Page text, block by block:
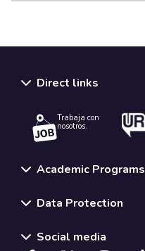
Direct links
Trabaja con
nosotros.
Academic Programs
Data Protection
Social media